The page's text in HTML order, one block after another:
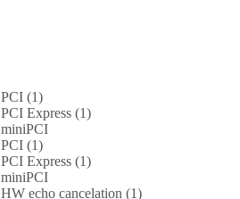
PCI (1)
PCI Express (1)
miniPCI
PCI (1)
PCI Express (1)
miniPCI
HW echo cancelation (1)